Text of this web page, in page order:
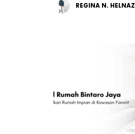
REGINA N. HELNAZ